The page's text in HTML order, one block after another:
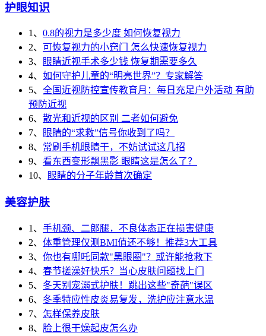
护眼知识
1、 0.8的视力是多少度 如何恢复视力
2、 可恢复视力的小窍门 怎么快速恢复视力
3、
眼睛近视手术多少钱 恢复期需要多久
4、 如何守护儿童的“明亮世界”？专家解答
5、 全国近视防控宣传教育月：每日充足户外活动 有助
预防近视
6、 散光和近视的区别 二者如何避免
7、
眼睛的“求救”信号你收到了吗？
8、 常刷手机眼睛干，不妨试试这几招
9、 看东西变形飘黑影 眼睛这是怎么了？
10、
眼睛的分子年龄首次确定
美容护肤
1、 手机颈、二郎腿，不良体态正在损害健康
2、 体重管理仅测BMI值还不够！推荐3大工具
3、 你也有哪吒同款"黑眼圈"？或许能抢救下
4、 春节搓澡好快乐？当心皮肤问题找上门
5、 冬天别宠溺式护肤！跳出这些"奇葩"误区
6、 冬季特应性皮炎易复发，洗护应注意水温
7、 怎样保养皮肤
8、 脸上很干燥起皮怎么办